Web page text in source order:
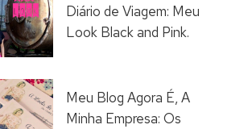
Diário de Viagem: Meu
Look Black and Pink.
Meu Blog Agora É, A
Minha Empresa: Os